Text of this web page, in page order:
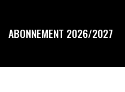
ABONNEMENT 2026/2027